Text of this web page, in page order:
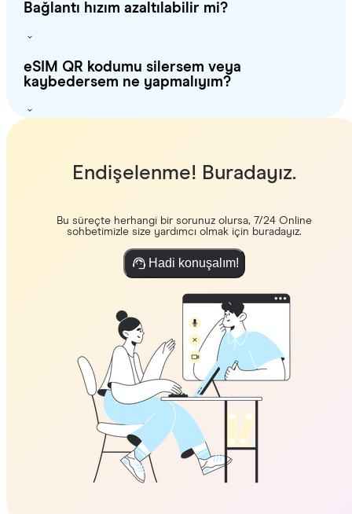
Bağlantı hızım azaltılabilir mi?
eSIM QR kodumu silersem veya
kaybedersem ne yapmalıyım?
Endişelenme! Buradayız.
Bu süreçte herhangi bir sorunuz olursa, 7/24 Online
sohbetimizle size yardımcı olmak için buradayız.
Hadi konuşalım!